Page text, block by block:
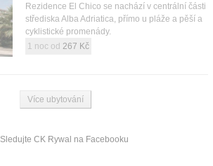
Rezidence El Chico se nachází v centrální části
střediska Alba Adriatica, přímo u pláže a pěší a
cyklistické promenády.
1 noc od 267 Kč
Více ubytování
Sledujte CK Rywal na Facebooku